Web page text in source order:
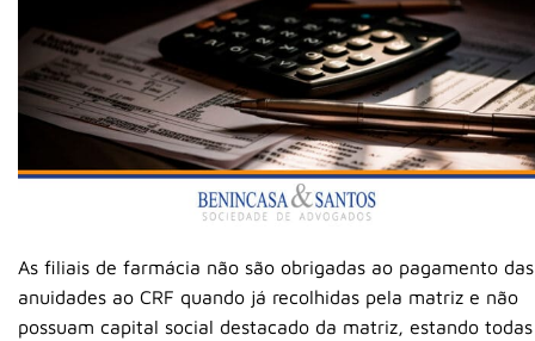
As filiais de farmácia não são obrigadas ao pagamento das
anuidades ao CRF quando já recolhidas pela matriz e não
possuam capital social destacado da matriz, estando todas